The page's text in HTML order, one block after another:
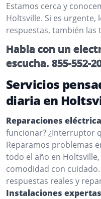
Estamos cerca y
Holtsville. Si es urgente,
respuestas, también las
Habla con un
escucha. 855-552-
Servicios
diaria en
Reparaciones
funcionar? ¿Interruptor
Reparamos problemas
todo el año en
comodidad con
respuestas reales y
Instalaciones